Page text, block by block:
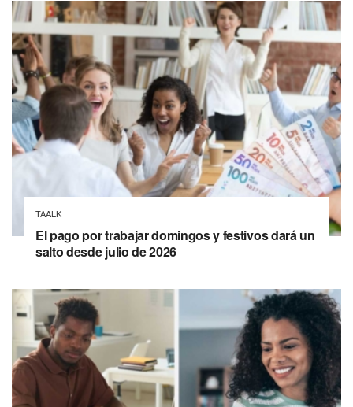
TAALK
El pago por trabajar domingos y festivos dará un
salto desde julio de 2026